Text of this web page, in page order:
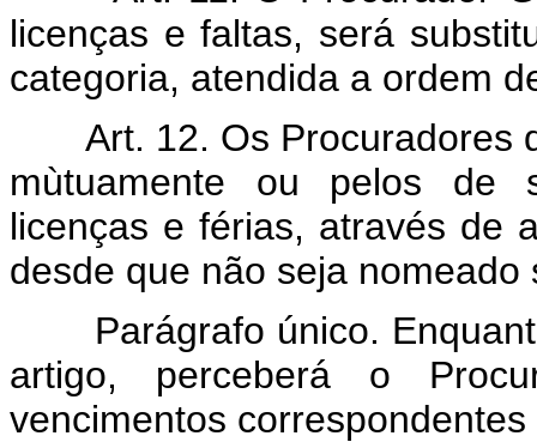
licenças e faltas, será
categoria, atendida a ordem
Art. 12. Os Procuradores
mùtuamente ou pelos de
licenças e férias, através de
desde que não seja nomeado
Parágrafo único.
artigo, perceberá o
vencimentos